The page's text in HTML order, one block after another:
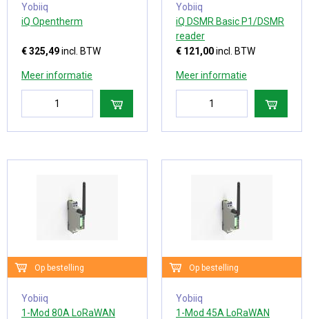
Yobiiq
iQ Opentherm
€ 325,49incl. BTW
Meer informatie
Yobiiq
iQ DSMR Basic P1/DSMR
reader
€ 121,00incl. BTW
Meer informatie
Op bestelling
Yobiiq
1-Mod 80A LoRaWAN
Op bestelling
Yobiiq
1-Mod 45A LoRaWAN